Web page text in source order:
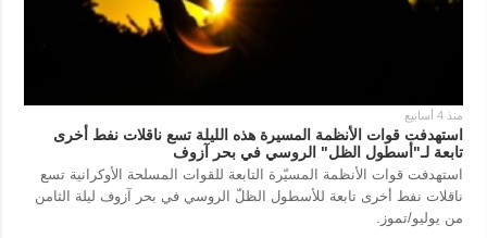
منذ 4 أسابيع
استهدفت قوات الأنظمة المسيرة هذه الليلة تسع ناقلات نفط أخرى
تابعة لـ"أسطول الظل" الروسي في بحر آزوف
استهدفت قوات الأنظمة المسيّرة التابعة للقوات المسلحة الأوكرانية تسع
ناقلات نفط أخرى تابعة للأسطول الظلّ الروسي في بحر آزوف ليلة الثامن
من يوليو/تموز.